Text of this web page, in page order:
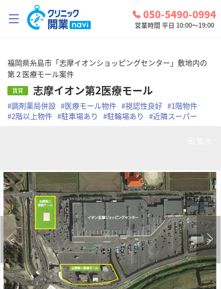
050-5490-0994
営業時間 平日 10:00～19:00
< >
福岡県糸島市「志摩イオンショッピングセンター」敷地内の
第２医療モール案件
賃貸 志摩イオン第2医療モール
#調剤薬局併設 #医療モール物件 #視認性良好 #1階物件
#2階以上物件 #駐車場あり #駐輪場あり #近隣スーパー
診療圏調査
コンシェルジュサービス
お問い合わせ